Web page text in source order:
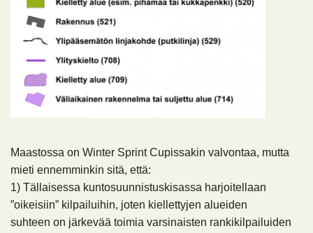
Maastossa on Winter Sprint Cupissakin valvontaa, mutta
mieti ennemminkin sitä, että:
1) Tällaisessa kuntosuunnistuskisassa harjoitellaan
”oikeisiin” kilpailuihin, joten kiellettyjen alueiden
suhteen on järkevää toimia varsinaisten rankikilpailuiden